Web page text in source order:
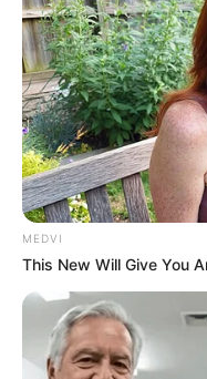
MEDVI
This New Will Give You